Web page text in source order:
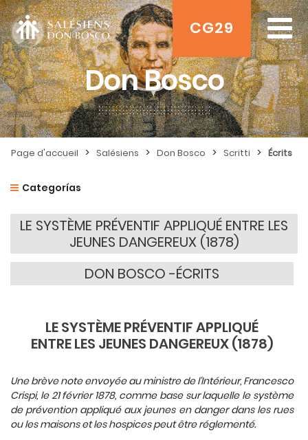
CG29
Don Bosco
Page d'accueil > Salésiens > Don Bosco > Scritti > Écrits
Categorías
LE SYSTÈME PRÉVENTIF APPLIQUÉ ENTRE LES
JEUNES DANGEREUX (1878)
DON BOSCO -ÉCRITS
LE SYSTÈME PRÉVENTIF APPLIQUÉ
ENTRE LES JEUNES DANGEREUX (1878)
Une brève note envoyée au ministre de l'Intérieur, Francesco
Crispi, le 21 février 1878, comme base sur laquelle le système
de prévention appliqué aux jeunes en danger dans les rues
ou les maisons et les hospices peut être réglementé.